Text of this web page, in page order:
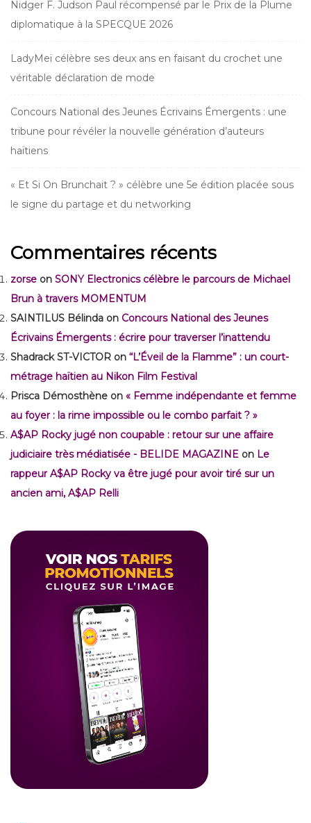
Nidger F. Judson Paul récompensé par le Prix de la Plume
diplomatique à la SPECQUE 2026
LadyMeï célèbre ses deux ans en faisant du crochet une
véritable déclaration de mode
Concours National des Jeunes Écrivains Émergents : une
tribune pour révéler la nouvelle génération d’auteurs
haïtiens
« Et Si On Brunchait ? » célèbre une 5e édition placée sous
le signe du partage et du networking
Commentaires récents
zorse on SONY Electronics célèbre le parcours de Michael
Brun à travers MOMENTUM
SAINTILUS Bélinda on Concours National des Jeunes
Écrivains Émergents : écrire pour traverser l’inattendu
Shadrack ST-VICTOR on “L’Éveil de la Flamme” : un court-
métrage haïtien au Nikon Film Festival
Prisca Démosthène on « Femme indépendante et femme
au foyer : la rime impossible ou le combo parfait ? »
A$AP Rocky jugé non coupable : retour sur une affaire
judiciaire très médiatisée - BELIDE MAGAZINE on Le
rappeur A$AP Rocky va être jugé pour avoir tiré sur un
ancien ami, A$AP Relli